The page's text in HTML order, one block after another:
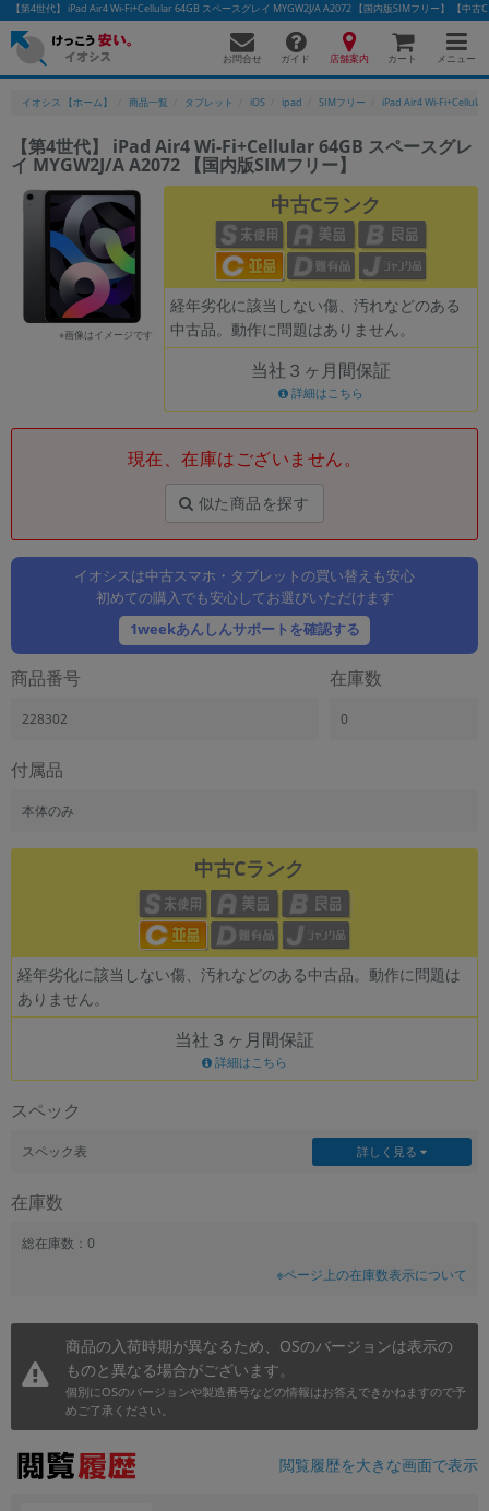
【第4世代】 iPad Air4 Wi-Fi+Cellular 64GB スペースグレイ MYGW2J/A A2072 【国内版SIMフリー】 【中
お問合せ ガイド 店舗案内 カート メニュー
イオシス 【ホーム】 商品一覧 タブレット iOS ipad SIMフリー iPad Air4 Wi-Fi+Cellular
【第4世代】 iPad Air4 Wi-Fi+Cellular 64GB スペースグレ
イ MYGW2J/A A2072 【国内版SIMフリー】
※画像はイメージです
中古Cランク
経年劣化に該当しない傷、汚れなどのある
中古品。動作に問題はありません。
当社３ヶ月間保証
詳細はこちら
現在、在庫はございません。
似た商品を探す
イオシスは中古スマホ・タブレットの買い替えも安心
初めての購入でも安心してお選びいただけます
1weekあんしんサポートを確認する
商品番号
228302
在庫数
0
付属品
本体のみ
中古Cランク
経年劣化に該当しない傷、汚れなどのある中古品。動作に問題は
ありません。
当社３ヶ月間保証
詳細はこちら
スペック
スペック表 詳しく見る
在庫数
総在庫数：0
※ページ上の在庫数表示について
商品の入荷時期が異なるため、OSのバージョンは表示の
ものと異なる場合がございます。
個別にOSのバージョンや製造番号などの情報はお答えできかねますので予
めご了承ください。
閲覧履歴を大きな画面で表示
かんたんパソコン検索に切り替える
フリーワード
除外ワード
人気の検索ワード： Let's note EliteBookMacBook
「スマートフォン」「タブレット」など
製造、販売メーカーの絞り込み
「Apple」「SONY」「SHARP」など
商品の搭載機能による絞り込み
ドライブ
ドライブの絞り込み
ランク
商品状態の絞り込み
メモリ
モニタサイズ
価格
円
発売日
月 から
月 まで